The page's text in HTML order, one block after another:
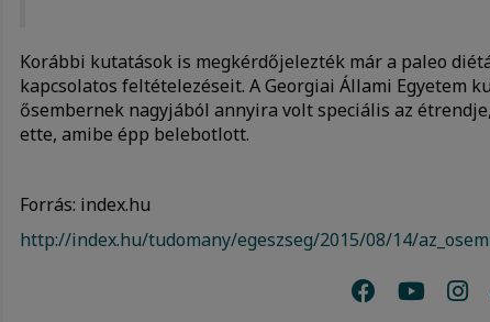
Korábbi kutatások is megkérdőjelezték már a paleo
kapcsolatos feltételezéseit. A Georgiai Állami Egyetem
ősembernek nagyjából annyira volt speciális az
ette, amibe épp belebotlott.
Forrás: index.hu
http://index.hu/tudomany/egeszseg/2015/08/14/